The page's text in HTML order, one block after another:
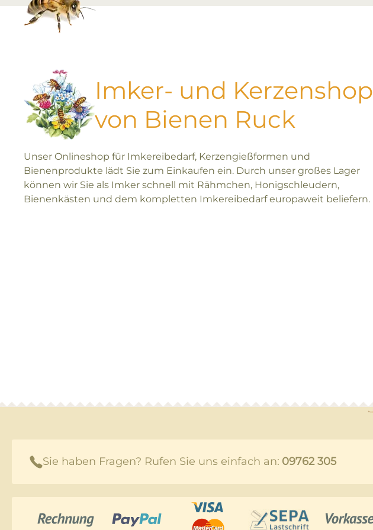
Imker- und Kerzenshop
von Bienen Ruck
Unser Onlineshop für Imkereibedarf, Kerzengießformen und
Bienenprodukte lädt Sie zum Einkaufen ein. Durch unser großes Lager
können wir Sie als Imker schnell mit Rähmchen, Honigschleudern,
Bienenkästen und dem kompletten Imkereibedarf europaweit beliefern.
Sie haben Fragen? Rufen Sie uns einfach an: 09762 305